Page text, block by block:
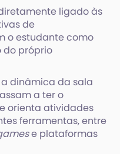
ligado às
de
o estudante como
do próprio
dinâmica da sala
a ter o
orienta atividades
ferramentas, entre
e plataformas